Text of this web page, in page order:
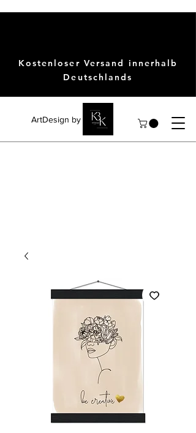
ArtDesign by KBK
Kostenloser Versand innerhalb
Deutschlands